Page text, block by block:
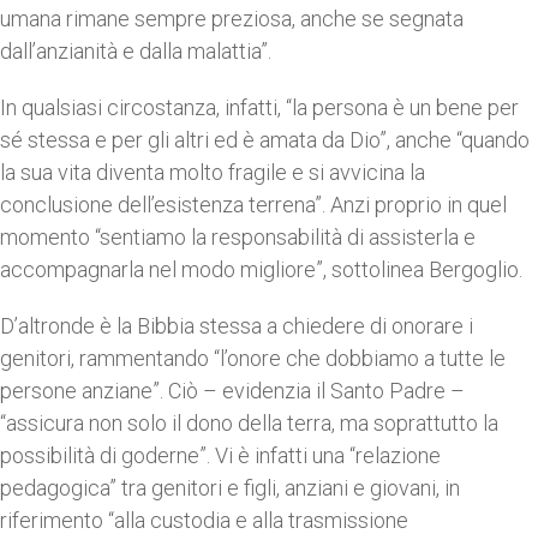
umana rimane sempre preziosa, anche se segnata
dall’anzianità e dalla malattia”.
In qualsiasi circostanza, infatti, “la persona è un bene per
sé stessa e per gli altri ed è amata da Dio”, anche “quando
la sua vita diventa molto fragile e si avvicina la
conclusione dell’esistenza terrena”. Anzi proprio in quel
momento “sentiamo la responsabilità di assisterla e
accompagnarla nel modo migliore”, sottolinea Bergoglio.
D’altronde è la Bibbia stessa a chiedere di onorare i
genitori, rammentando “l’onore che dobbiamo a tutte le
persone anziane”. Ciò – evidenzia il Santo Padre –
“assicura non solo il dono della terra, ma soprattutto la
possibilità di goderne”. Vi è infatti una “relazione
pedagogica” tra genitori e figli, anziani e giovani, in
riferimento “alla custodia e alla trasmissione